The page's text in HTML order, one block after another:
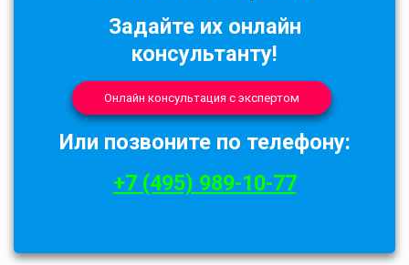
Задайте их онлайн
консультанту!
Онлайн консультация с экспертом
Или позвоните по телефону:
+7 (495) 989-10-77